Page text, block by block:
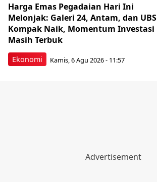
Ekonomi
Harga Emas Pegadaian Hari Ini
Melonjak: Galeri 24, Antam, dan UBS
Kompak Naik, Momentum Investasi
Masih Terbuk
Kamis, 6 Agu 2026 - 11:57